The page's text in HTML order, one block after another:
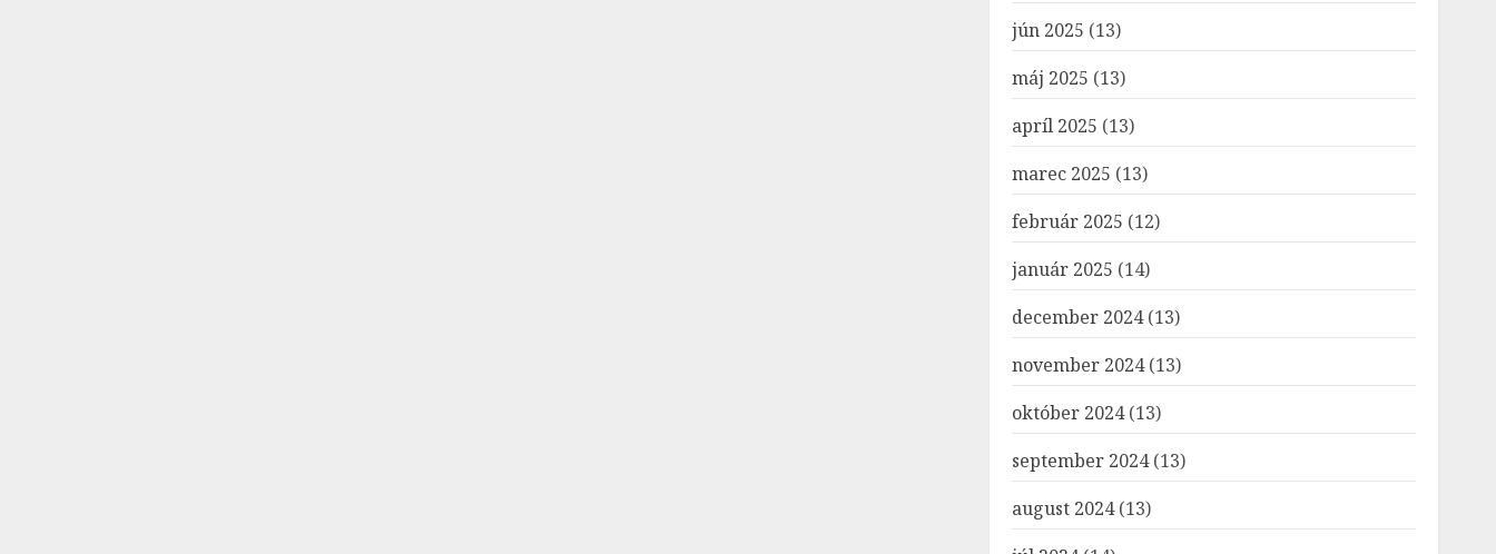
jún 2025 (13)
máj 2025 (13)
apríl 2025 (13)
marec 2025 (13)
február 2025 (12)
január 2025 (14)
december 2024(13)
november 2024(13)
október 2024(13)
september 2024(13)
august 2024(13)